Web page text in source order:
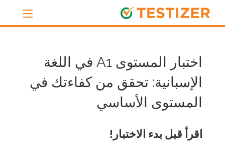
اختبار المستوى A1 في اللغة
الإسبانية: تحقق من كفاءتك في
المستوى الأساسي
اقرأ قبل بدء الاختبار!